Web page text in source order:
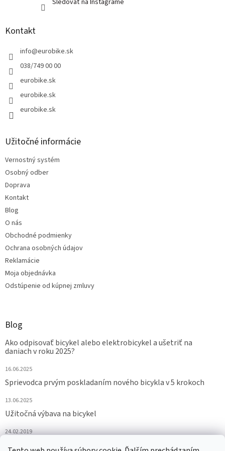
Sledovať na Instagrame
Kontakt
info@eurobike.sk
038/749 00 00
eurobike.sk
eurobike.sk
eurobike.sk
Užitočné informácie
Vernostný systém
Osobný odber
Doprava
Kontakt
Blog
O nás
Obchodné podmienky
Ochrana osobných údajov
Reklamácie
Moja objednávka
Odstúpenie od kúpnej zmluvy
Blog
Ako odpisovať bicykel alebo elektrobicykel a ušetriť na
daniach v roku 2025?
16.06.2025
Sprievodca prvým poskladaním nového bicykla v 5 krokoch
13.06.2025
Užitočná výbava na bicykel
24.02.2019